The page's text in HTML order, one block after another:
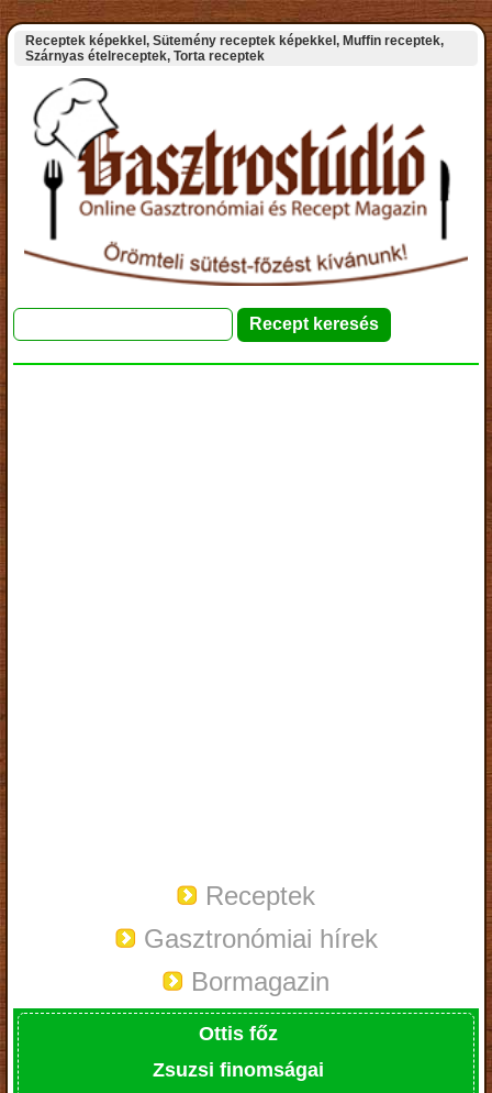
Receptek képekkel, Sütemény receptek képekkel, Muffin receptek,
Szárnyas ételreceptek, Torta receptek
Receptek
Gasztronómiai hírek
Bormagazin
Ottis főz
Zsuzsi finomságai